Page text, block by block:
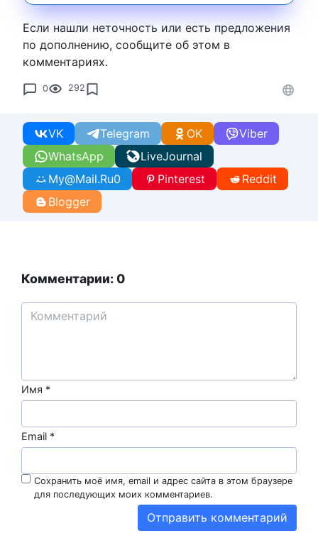
Если нашли неточность или есть предложения
по дополнению, сообщите об этом в
комментариях.
0 292
WhatsApp
VK Telegram Viber
OK
LiveJournal
My@Mail.Ru0 Pinterest
Reddit
Blogger
Комментарии: 0
Имя *
Email *
Сохранить моё имя, email и адрес сайта в этом браузере
для последующих моих комментариев.